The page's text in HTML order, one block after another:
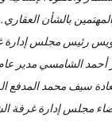
بالشأن
رئيس مجلس إدارة
أحمد الشامسي مدير
سيف محمد المدفع
مجلس إدارة غرفة